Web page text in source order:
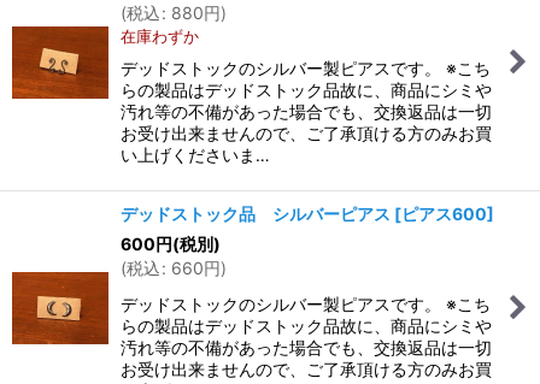
(税込: 880円)
在庫わずか
デッドストックのシルバー製ピアスです。 ※こち
らの製品はデッドストック品故に、商品にシミや
汚れ等の不備があった場合でも、交換返品は一切
お受け出来ませんので、ご了承頂ける方のみお買
い上げくださいま…
デッドストック品 シルバーピアス [ピアス600]
600円(税別)
(税込: 660円)
デッドストックのシルバー製ピアスです。 ※こち
らの製品はデッドストック品故に、商品にシミや
汚れ等の不備があった場合でも、交換返品は一切
お受け出来ませんので、ご了承頂ける方のみお買